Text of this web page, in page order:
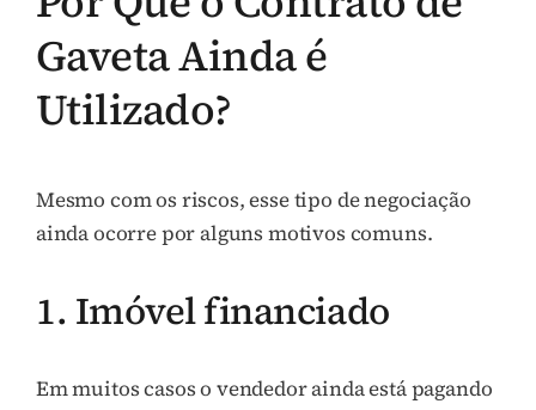
Gaveta Ainda é
Utilizado?
Mesmo com os riscos, esse tipo de negociação
ainda ocorre por alguns motivos comuns.
1. Imóvel financiado
Em muitos casos o vendedor ainda está pagando